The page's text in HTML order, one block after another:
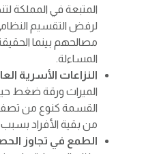
المتبعة في المملكة
لرفض التقسيم
مصالحهم بينما
المساءلة.
النزاعات الأسرية
الميراث ورقة ضغط
القسمة كنوع من
من بقية الأفراد
الطمع في تجاوز